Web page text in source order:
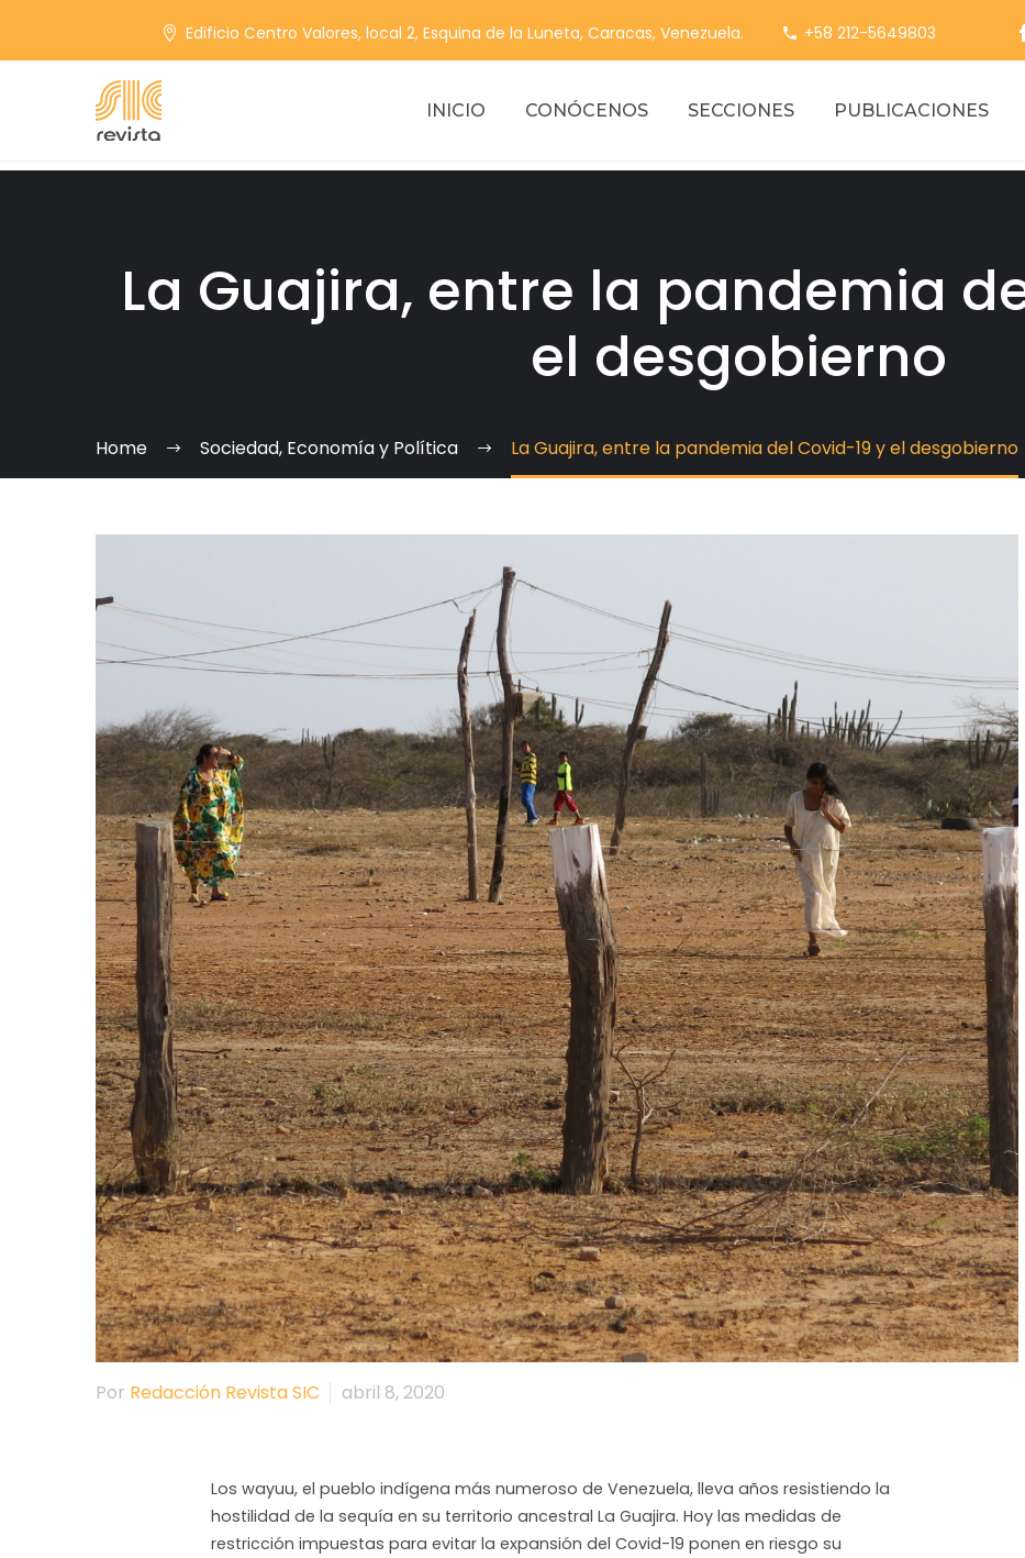
Edificio Centro Valores, local 2, Esquina de la Luneta, Caracas, Venezuela. +58 212-5649803
INICIO CONÓCENOS SECCIONES PUBLICACIONES
La Guajira, entre la pandemia
el desgobierno
Home Sociedad, Economía y Política La Guajira, entre la pandemia del Covid-19 y el desgobierno
Por Redacción Revista SIC abril 8, 2020
Los wayuu, el pueblo indígena más numeroso de Venezuela, lleva años resistiendo la
hostilidad de la sequía en su territorio ancestral La Guajira. Hoy las medidas de
restricción impuestas para evitar la expansión del Covid-19 ponen en riesgo su